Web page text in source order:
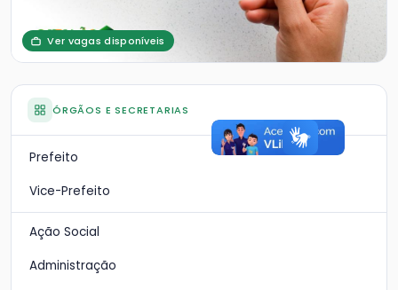
Ver vagas disponíveis
ÓRGÃOS E SECRETARIAS
Prefeito
Vice-Prefeito
Ação Social
Administração